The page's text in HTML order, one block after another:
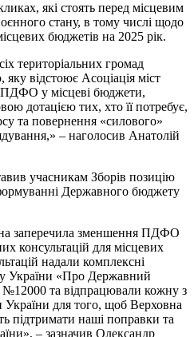
які стоять перед місцевим
стану, в тому числі щодо
бюджетів на 2025 рік.
територіальних громад
яку відстоює Асоціація міст
ПДФО у місцеві бюджети,
дотацією тих, хто її потребує,
та повернення «силового»
– наголосив Анатолій
учасникам Зборів позицію
Державного бюджету
заперечила зменшення ПДФО
консультацій для місцевих
надали комплексні
України «Про Державний
№12000 та відпрацювали кожну з
для того, щоб Верховна
підтримати наші поправки та
– зазначив Олександр